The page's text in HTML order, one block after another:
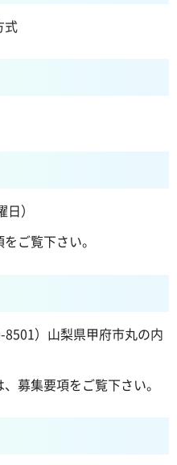
式
）
ご覧下さい。
）山梨県甲府市丸の内
募集要項をご覧下さい。